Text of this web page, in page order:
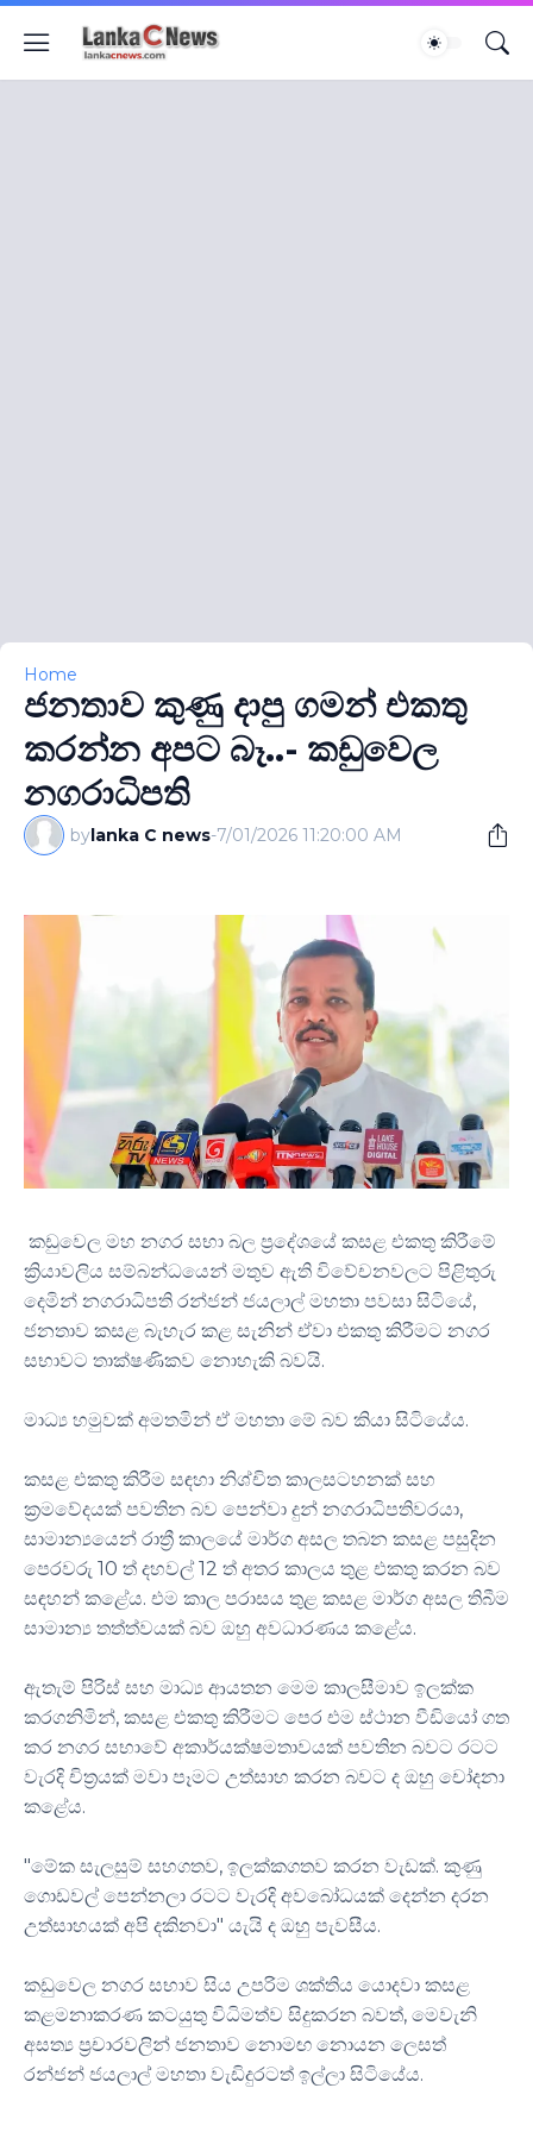
Home
ජනතාව කුණු දාපු ගමන් එකතු
කරන්න අපට බෑ..- කඩුවෙල
නගරාධිපති
bylanka C news-7/01/2026 11:20:00 AM
කඩුවෙල මහ නගර සභා බල ප්‍රදේශයේ කසළ එකතු කිරීමේ
ක්‍රියාවලිය සම්බන්ධයෙන් මතුව ඇති විවේචනවලට පිළිතුරු
දෙමින් නගරාධිපති රන්ජන් ජයලාල් මහතා පවසා සිටියේ,
ජනතාව කසළ බැහැර කළ සැනින් ඒවා එකතු කිරීමට නගර
සභාවට තාක්ෂණිකව නොහැකි බවයි.
මාධ්‍ය හමුවක් අමතමින් ඒ මහතා මේ බව කියා සිටියේය.
කසළ එකතු කිරීම සඳහා නිශ්චිත කාලසටහනක් සහ
ක්‍රමවේදයක් පවතින බව පෙන්වා දුන් නගරාධිපතිවරයා,
සාමාන්‍යයෙන් රාත්‍රී කාලයේ මාර්ග අසල තබන කසළ පසුදින
පෙරවරු 10 ත් දහවල් 12 ත් අතර කාලය තුළ එකතු කරන බව
සඳහන් කළේය. එම කාල පරාසය තුළ කසළ මාර්ග අසල තිබීම
සාමාන්‍ය තත්ත්වයක් බව ඔහු අවධාරණය කළේය.
ඇතැම් පිරිස් සහ මාධ්‍ය ආයතන මෙම කාලසීමාව ඉලක්ක
කරගනිමින්, කසළ එකතු කිරීමට පෙර එම ස්ථාන වීඩියෝ ගත
කර නගර සභාවේ අකාර්යක්ෂමතාවයක් පවතින බවට රටට
වැරදි චිත්‍රයක් මවා පෑමට උත්සාහ කරන බවට ද ඔහු චෝදනා
කළේය.
"මේක සැලසුම් සහගතව, ඉලක්කගතව කරන වැඩක්. කුණු
ගොඩවල් පෙන්නලා රටට වැරදි අවබෝධයක් දෙන්න දරන
උත්සාහයක් අපි දකිනවා" යැයි ද ඔහු පැවසීය.
කඩුවෙල නගර සභාව සිය උපරිම ශක්තිය යොදවා කසළ
කළමනාකරණ කටයුතු විධිමත්ව සිදුකරන බවත්, මෙවැනි
අසත්‍ය ප්‍රචාරවලින් ජනතාව නොමඟ නොයන ලෙසත්
රන්ජන් ජයලාල් මහතා වැඩිදුරටත් ඉල්ලා සිටියේය.